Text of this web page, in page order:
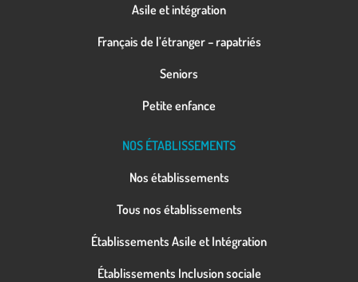
Asile et intégration
Français de l’étranger – rapatriés
Seniors
Petite enfance
NOS ÉTABLISSEMENTS
Nos établissements
Tous nos établissements
Établissements Asile et Intégration
Établissements Inclusion sociale